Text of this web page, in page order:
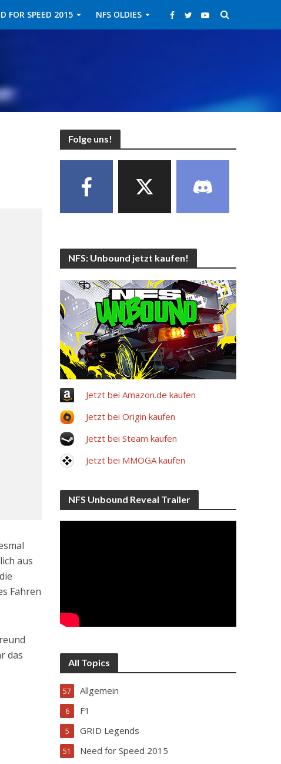
FOR SPEED 2015 NFS OLDIES
aus
Fahren
das
Folge uns!
NFS: Unbound jetzt kaufen!
Jetzt bei Amazon.de kaufen
Jetzt bei Origin kaufen
Jetzt bei Steam kaufen
Jetzt bei MMOGA kaufen
NFS Unbound Reveal Trailer
All Topics
Allgemein
57
F1
6
GRID Legends
5
Need for Speed 2015
51